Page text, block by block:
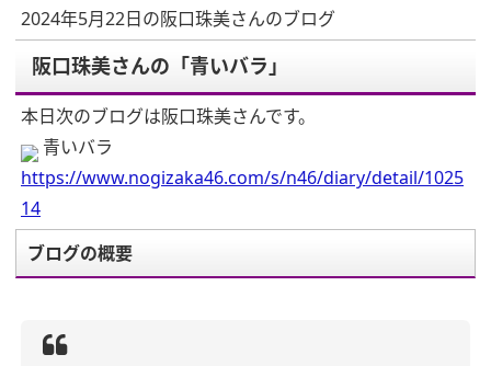
2024年5月22日の阪口珠美さんのブログ
阪口珠美さんの「青いバラ」
本日次のブログは阪口珠美さんです。
青いバラ
https://www.nogizaka46.com/s/n46/diary/detail/1025
14
ブログの概要